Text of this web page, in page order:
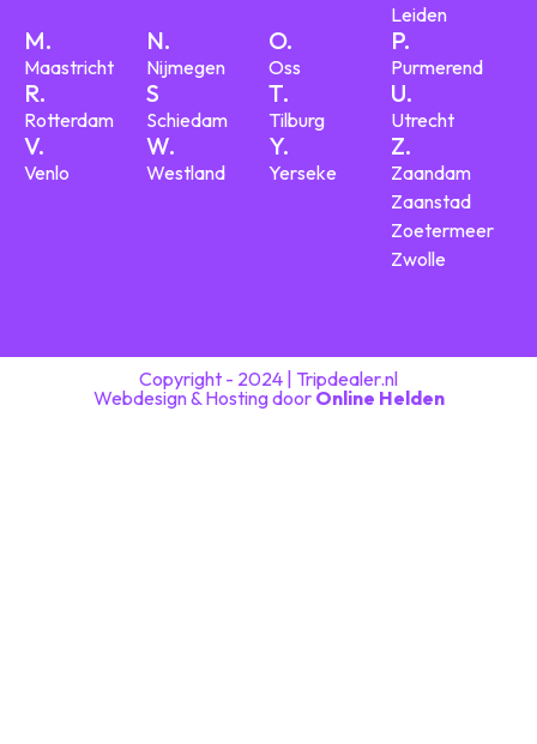
Leiden
M.
Maastricht
N.
Nijmegen
O.
Oss
P.
Purmerend
R.
Rotterdam
S
Schiedam
T.
Tilburg
U.
Utrecht
V.
Venlo
W.
Westland
Y.
Yerseke
Z.
Zaandam
Zaanstad
Zoetermeer
Zwolle
Copyright - 2024 | Tripdealer.nl
Webdesign & Hosting door Online Helden